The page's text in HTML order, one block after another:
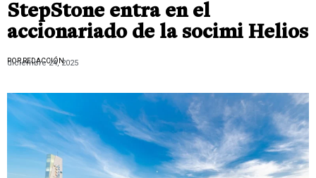
StepStone entra en el
accionariado de la socimi Helios
POR REDACCIÓN
diciembre 24, 2025